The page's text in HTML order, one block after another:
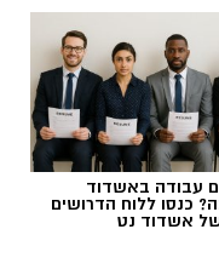
עבודה באשדוד
כנסו ללוח הדרושים
אשדוד נט